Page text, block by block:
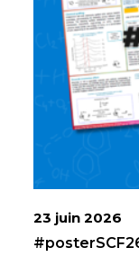
23 juin 2026